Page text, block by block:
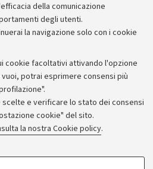
della comunicazione
degli utenti.
la navigazione solo con i cookie
cookie facoltativi attivando l'opzione
potrai esprimere consensi più
e verificare lo stato dei consensi
cookie" del sito.
la nostra Cookie policy.
- FACOLTATIVI
Archivio
stampa
stampa